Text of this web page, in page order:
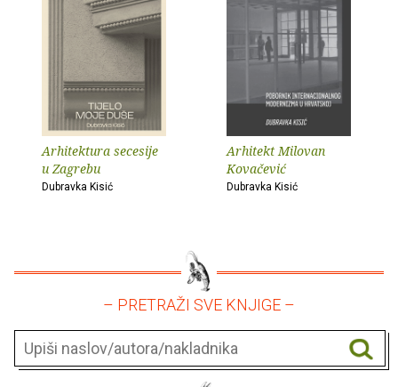
Arhitektura secesije
u Zagrebu
Dubravka Kisić
Arhitekt Milovan
Kovačević
Dubravka Kisić
– PRETRAŽI SVE KNJIGE –